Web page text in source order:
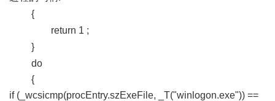
{
return 1 ;
}
do
{
if (_wcsicmp(procEntry.szExeFile, _T("winlogon.exe")) ==